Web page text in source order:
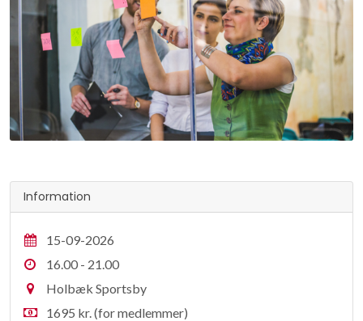
Information
15-09-2026
16.00 - 21.00
Holbæk Sportsby
1695 kr. (for medlemmer)